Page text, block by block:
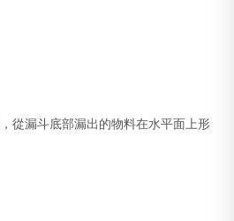
從漏斗底部漏出的物料在水平面上形